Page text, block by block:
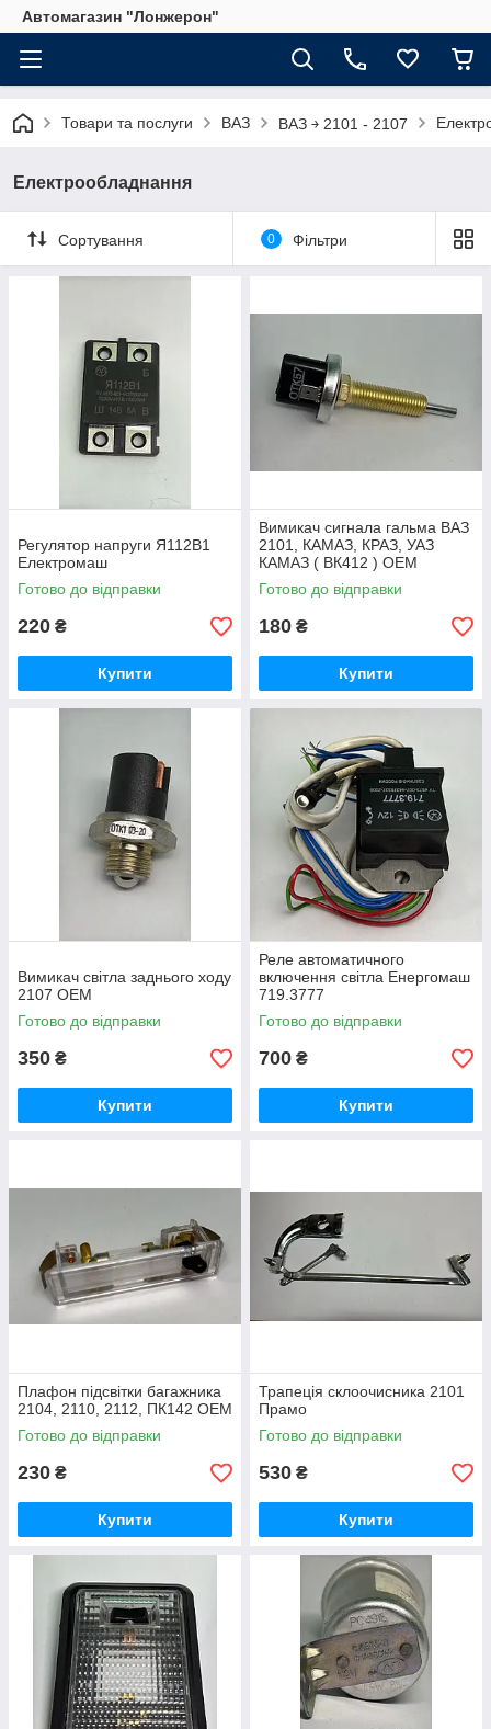
Автомагазин "Лонжерон"
Товари та послуги ВАЗ ВАЗ ￫ 2101 - 2107
Електрообладнання
Сортування 0 Фільтри
Регулятор напруги Я112В1
Електромаш
Готово до відправки
220 ₴
Купити
Вимикач сигнала гальма ВАЗ
2101, КАМАЗ, КРАЗ, УАЗ
КАМАЗ ( ВК412 ) OEM
Готово до відправки
180 ₴
Купити
Вимикач світла заднього ходу
2107 OEM
Готово до відправки
350 ₴
Купити
Реле автоматичного
включення світла Енергомаш
719.3777
Готово до відправки
700 ₴
Купити
Плафон підсвітки багажника
2104, 2110, 2112, ПК142 OEM
Готово до відправки
230 ₴
Купити
Трапеція склоочисника 2101
Прамо
Готово до відправки
530 ₴
Купити